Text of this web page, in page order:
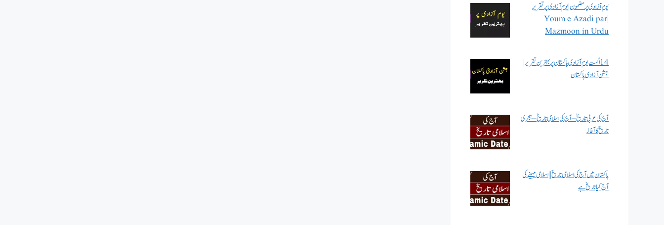
یوم آزادی پر مضمون | یوم آزادی پر تقریر
| Youm e Azadi par
Mazmoon in Urdu
14 اگست یوم آزادی پاکستان پر بہترین تقریر |
جشن آزادی پاکستان
آج کی عربی تاریخ – آج کی اسلامی تاریخ – ہجری
تاریخ کا آغاز
پاکستان میں آج کی اسلامی تاریخ || اسلامی مہینے کی
آج کیا تاریخ ہے